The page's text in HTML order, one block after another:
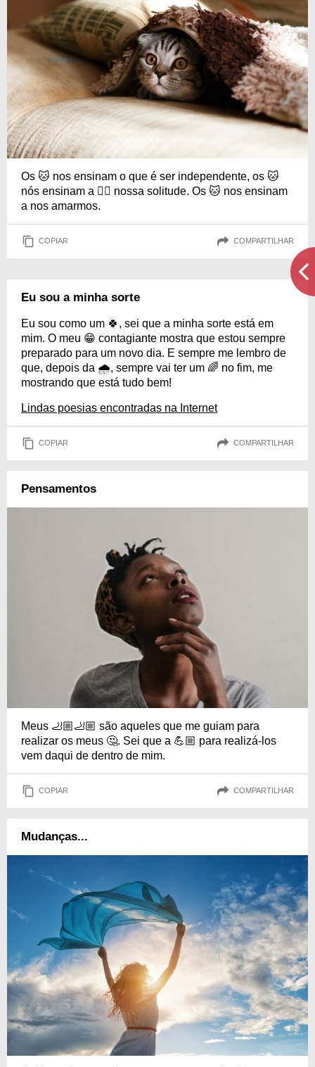
Os 🐱 nos ensinam o que é ser independente, os 🐱
nós ensinam a 👍🏼 nossa solitude. Os 🐱 nos ensinam
a nos amarmos.
COPIAR COMPARTILHAR
Eu sou a minha sorte
Eu sou como um 🍀, sei que a minha sorte está em
mim. O meu 😁 contagiante mostra que estou sempre
preparado para um novo dia. E sempre me lembro de
que, depois da 🌧, sempre vai ter um 🌈 no fim, me
mostrando que está tudo bem!
Lindas poesias encontradas na Internet
COPIAR COMPARTILHAR
Pensamentos
Meus 🦶🏼🦶🏼 são aqueles que me guiam para
realizar os meus 🤔. Sei que a 💪🏼 para realizá-los
vem daqui de dentro de mim.
COPIAR COMPARTILHAR
Mudanças...